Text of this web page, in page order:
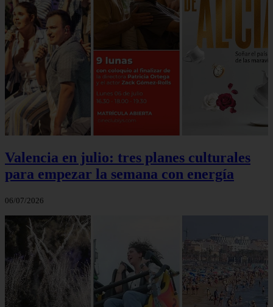
Valencia en julio: tres planes culturales
para empezar la semana con energía
06/07/2026